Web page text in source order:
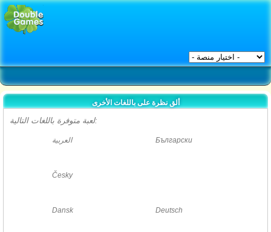
ألق نظرة على باللغات الأخرى
لعبة متوفرة باللغات التالية:
العربية Български
Česky
Dansk Deutsch